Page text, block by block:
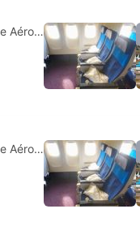
WAW Aéroport Chopin de Varsovie, Varse Aéroport
WAW Aéroport Chopin de Varsovie, Varse Aéroport